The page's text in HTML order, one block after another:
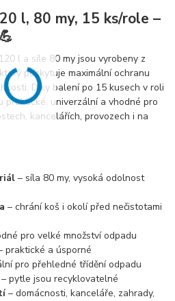
l, 80 my, 15 ks/role –
l a síle 80 my jsou vyrobeny z
poskytuje maximální ochranu
Díky balení po 15 kusech v roli
praktické, univerzální a vhodné pro
kancelářích, provozech i na
– síla 80 my, vysoká odolnost
– chrání koš i okolí před nečistotami
pro velké množství odpadu
praktické a úsporné
pro přehledné třídění odpadu
pytle jsou recyklovatelné
– domácnosti, kanceláře, zahrady,